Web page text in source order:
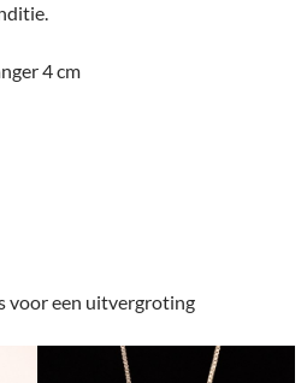
4 cm
voor een uitvergroting